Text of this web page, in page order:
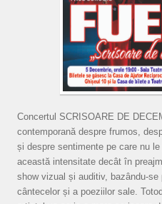
Concertul SCRISOARE DE
contemporană despre frumos,
și despre sentimente pe care nu
această intensitate decât în
show vizual și auditiv, bazându-
cântecelor și a poeziilor sale.